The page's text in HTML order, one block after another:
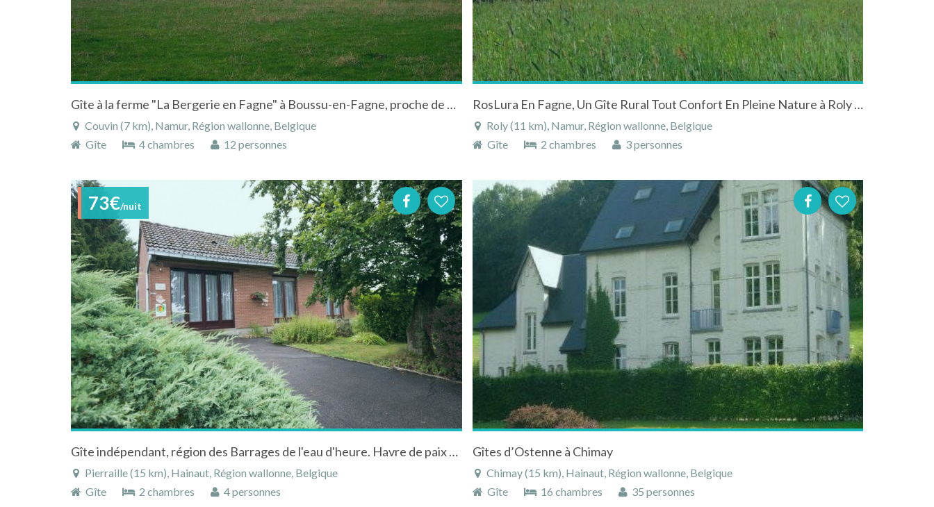
Gîte à la ferme "La Bergerie en Fagne" à Boussu-en-Fagne, proche de Couvin, Chimay et Mariembourg
Couvin (7 km), Namur, Région wallonne, Belgique
Gîte
4 chambres 12 personnes
RosLura En Fagne, Un Gîte Rural Tout Confort En Pleine Nature à Roly en Wallonie
Roly (11 km), Namur, Région wallonne, Belgique
Gîte
2 chambres 3 personnes
73€/nuit
Gîte indépendant, région des Barrages de l'eau d'heure. Havre de paix sur 17a
Pierraille (15 km), Hainaut, Région wallonne, Belgique
Gîte
2 chambres 4 personnes
Gîtes d’Ostenne à Chimay
Chimay (15 km), Hainaut, Région wallonne, Belgique
Gîte
16 chambres 35 personnes